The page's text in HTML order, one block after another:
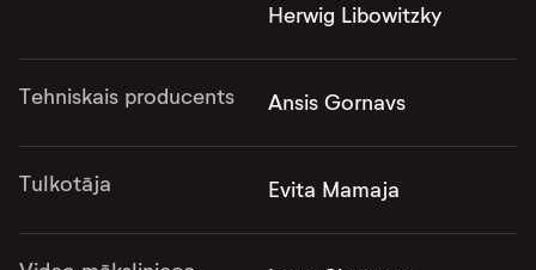
Herwig Libowitzky
Tehniskais producents Ansis Gornavs
Tulkotāja Evita Mamaja